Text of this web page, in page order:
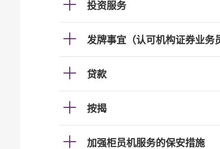
投资服务
发牌事宜（认可机构证券业务
贷款
按揭
加强柜员机服务的保安措施